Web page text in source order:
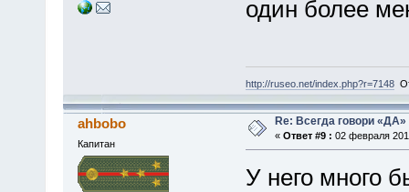
один более
http://ruseo.net/index.php?r=7148
ahbobo
Капитан
Re: Всегда говори «ДА»
« Ответ #9 : 02 февраля
У него много